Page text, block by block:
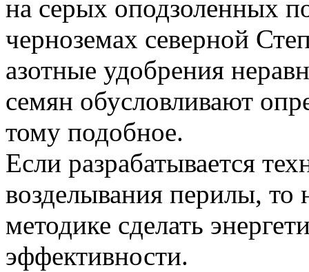
на серых оподзоленных
черноземах северной
азотные удобрения
семян обусловливают
тому подобное.
Если разрабатывается
возделывания перилы, то
методике сделать
эффективности.